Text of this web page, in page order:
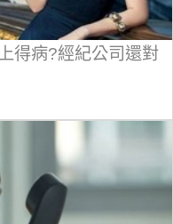
得病?經紀公司還對